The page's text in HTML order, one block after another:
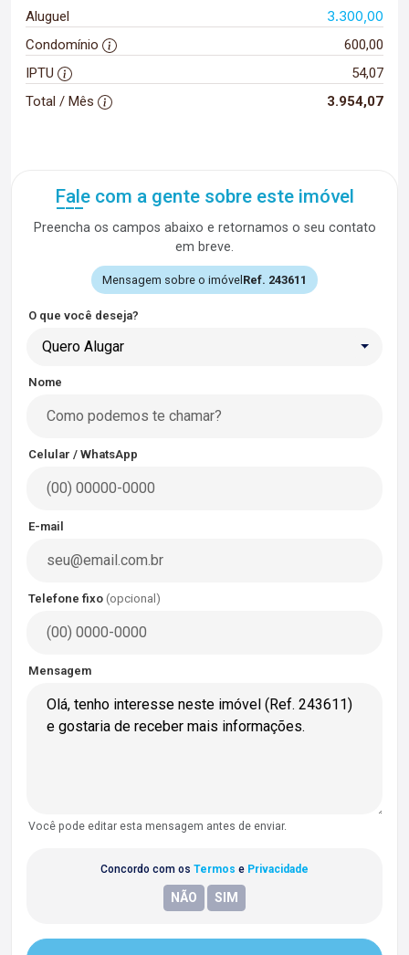
Aluguel 3.300,00
Condomínio
600,00
IPTU
54,07
Total / Mês
3.954,07
Fale com a gente sobre este imóvel
Preencha os campos abaixo e retornamos o seu contato
em breve.
Mensagem sobre o imóvel Ref. 243611
O que você deseja?
Quero Alugar
Nome
Celular / WhatsApp
E-mail
Telefone fixo (opcional)
Mensagem
Você pode editar esta mensagem antes de enviar.
Concordo com os Termos e Privacidade